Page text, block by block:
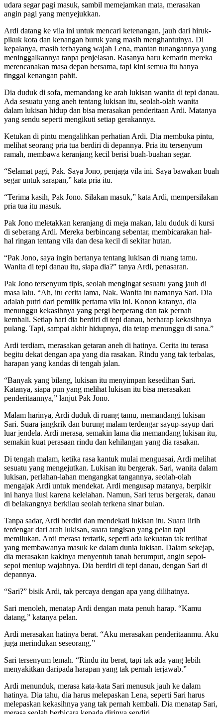
udara segar pagi masuk, sambil memejamkan mata, merasakan
angin pagi yang menyejukkan.
Ardi datang ke vila ini untuk mencari ketenangan, jauh dari hiruk-
pikuk kota dan kenangan buruk yang masih menghantuinya. Di
kepalanya, masih terbayang wajah Lena, mantan tunangannya yang
meninggalkannya tanpa penjelasan. Rasanya baru kemarin mereka
merencanakan masa depan bersama, tapi kini semua itu hanya
tinggal kenangan pahit.
Dia duduk di sofa, memandang ke arah lukisan wanita di tepi danau.
Ada sesuatu yang aneh tentang lukisan itu, seolah-olah wanita
dalam lukisan hidup dan bisa merasakan penderitaan Ardi. Matanya
yang sendu seperti mengikuti setiap gerakannya.
Ketukan di pintu mengalihkan perhatian Ardi. Dia membuka pintu,
melihat seorang pria tua berdiri di depannya. Pria itu tersenyum
ramah, membawa keranjang kecil berisi buah-buahan segar.
“Selamat pagi, Pak. Saya Jono, penjaga vila ini. Saya bawakan buah
segar untuk sarapan,” kata pria itu.
“Terima kasih, Pak Jono. Silakan masuk,” kata Ardi, mempersilakan
pria tua itu masuk.
Pak Jono meletakkan keranjang di meja makan, lalu duduk di kursi
di seberang Ardi. Mereka berbincang sebentar, membicarakan hal-
hal ringan tentang vila dan desa kecil di sekitar hutan.
“Pak Jono, saya ingin bertanya tentang lukisan di ruang tamu.
Wanita di tepi danau itu, siapa dia?” tanya Ardi, penasaran.
Pak Jono tersenyum tipis, seolah mengingat sesuatu yang jauh di
masa lalu. “Ah, itu cerita lama, Nak. Wanita itu namanya Sari. Dia
adalah putri dari pemilik pertama vila ini. Konon katanya, dia
menunggu kekasihnya yang pergi berperang dan tak pernah
kembali. Setiap hari dia berdiri di tepi danau, berharap kekasihnya
pulang. Tapi, sampai akhir hidupnya, dia tetap menunggu di sana.”
Ardi terdiam, merasakan getaran aneh di hatinya. Cerita itu terasa
begitu dekat dengan apa yang dia rasakan. Rindu yang tak terbalas,
harapan yang kandas di tengah jalan.
“Banyak yang bilang, lukisan itu menyimpan kesedihan Sari.
Katanya, siapa pun yang melihat lukisan itu bisa merasakan
penderitaannya,” lanjut Pak Jono.
Malam harinya, Ardi duduk di ruang tamu, memandangi lukisan
Sari. Suara jangkrik dan burung malam terdengar sayup-sayup dari
luar jendela. Ardi merasa, semakin lama dia memandang lukisan itu,
semakin kuat perasaan rindu dan kehilangan yang dia rasakan.
Di tengah malam, ketika rasa kantuk mulai menguasai, Ardi melihat
sesuatu yang mengejutkan. Lukisan itu bergerak. Sari, wanita dalam
lukisan, perlahan-lahan mengangkat tangannya, seolah-olah
mengajak Ardi untuk mendekat. Ardi mengusap matanya, berpikir
ini hanya ilusi karena kelelahan. Namun, Sari terus bergerak, danau
di belakangnya berkilau seolah terkena sinar bulan.
Tanpa sadar, Ardi berdiri dan mendekati lukisan itu. Suara lirih
terdengar dari arah lukisan, suara tangisan yang pelan tapi
memilukan. Ardi merasa tertarik, seperti ada kekuatan tak terlihat
yang membawanya masuk ke dalam dunia lukisan. Dalam sekejap,
dia merasakan kakinya menyentuh tanah berumput, angin sepoi-
sepoi meniup wajahnya. Dia berdiri di tepi danau, dengan Sari di
depannya.
“Sari?” bisik Ardi, tak percaya dengan apa yang dilihatnya.
Sari menoleh, menatap Ardi dengan mata penuh harap. “Kamu
datang,” katanya pelan.
Ardi merasakan hatinya berat. “Aku merasakan penderitaanmu. Aku
juga merindukan seseorang.”
Sari tersenyum lemah. “Rindu itu berat, tapi tak ada yang lebih
menyakitkan daripada harapan yang tak pernah terjawab.”
Ardi menunduk, merasa kata-kata Sari menusuk jauh ke dalam
hatinya. Dia tahu, dia harus melepaskan Lena, seperti Sari harus
melepaskan kekasihnya yang tak pernah kembali. Dia menatap Sari,